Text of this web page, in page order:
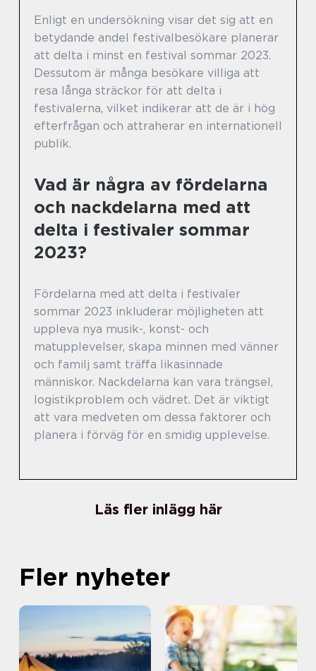
Enligt en undersökning visar det sig att en
betydande andel festivalbesökare planerar
att delta i minst en festival sommar 2023.
Dessutom är många besökare villiga att
resa långa sträckor för att delta i
festivalerna, vilket indikerar att de är i hög
efterfrågan och attraherar en internationell
publik.
Vad är några av fördelarna
och nackdelarna med att
delta i festivaler sommar
2023?
Fördelarna med att delta i festivaler
sommar 2023 inkluderar möjligheten att
uppleva nya musik-, konst- och
matupplevelser, skapa minnen med vänner
och familj samt träffa likasinnade
människor. Nackdelarna kan vara trängsel,
logistikproblem och vädret. Det är viktigt
att vara medveten om dessa faktorer och
planera i förväg för en smidig upplevelse.
Läs fler inlägg här
Fler nyheter